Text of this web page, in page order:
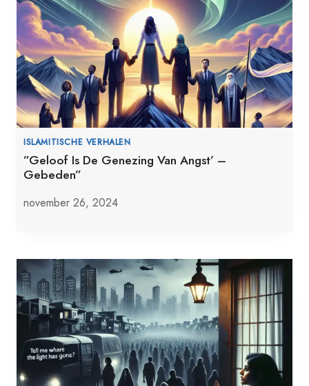
ISLAMITISCHE VERHALEN
”Geloof Is De Genezing Van Angst’ –
Gebeden”
november 26, 2024